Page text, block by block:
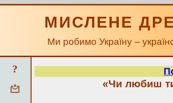
МИСЛЕНЕ
Ми робимо Україну –
?
«Чи любиш